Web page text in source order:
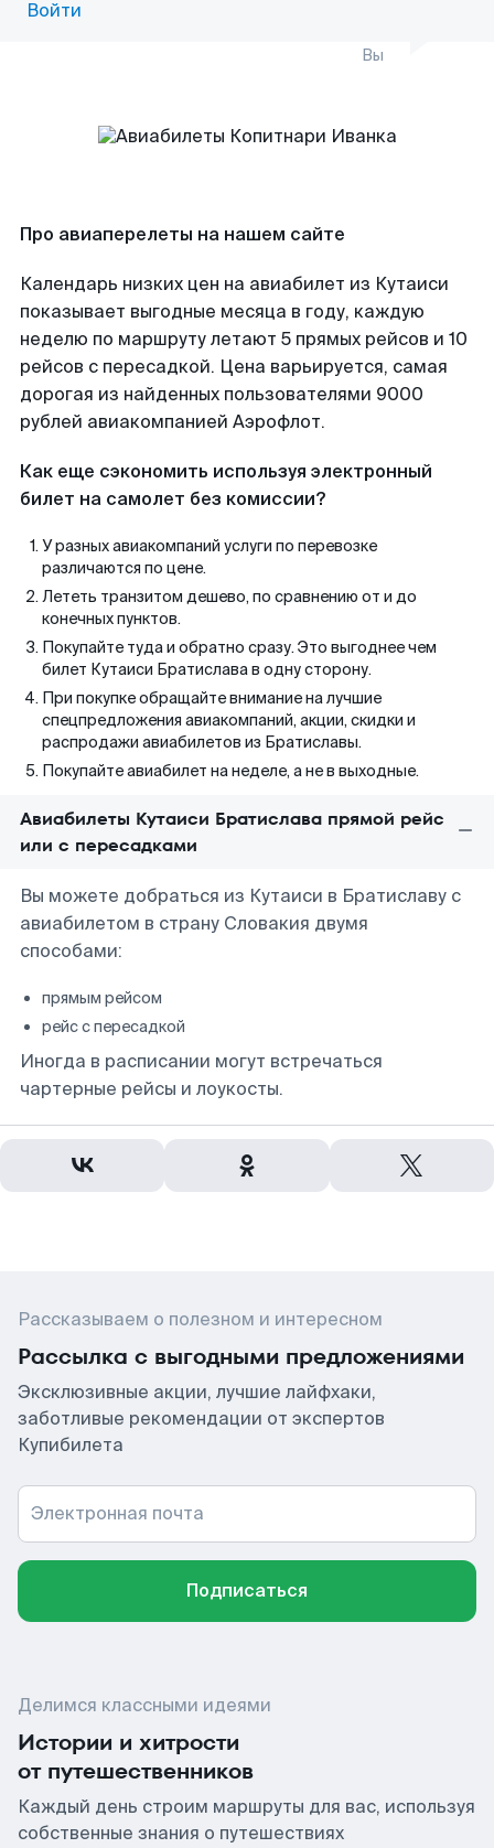
Войти
Вы
Про авиаперелеты на нашем сайте
Календарь низких цен на авиабилет из Кутаиси
показывает выгодные месяца в году, каждую
неделю по маршруту летают 5 прямых рейсов и 10
рейсов с пересадкой. Цена варьируется, самая
дорогая из найденных пользователями 9000
рублей авиакомпанией Аэрофлот.
Как еще сэкономить используя электронный
билет на самолет без комиссии?
У разных авиакомпаний услуги по перевозке
различаются по цене.
Лететь транзитом дешево, по сравнению от и до
конечных пунктов.
Покупайте туда и обратно сразу. Это выгоднее чем
билет Кутаиси Братислава в одну сторону.
При покупке обращайте внимание на лучшие
спецпредложения авиакомпаний, акции, скидки и
распродажи авиабилетов из Братиславы.
Покупайте авиабилет на неделе, а не в выходные.
Авиабилеты Кутаиси Братислава прямой рейс
или с пересадками
Вы можете добраться из Кутаиси в Братиславу с
авиабилетом в страну Словакия двумя
способами:
прямым рейсом
рейс с пересадкой
Иногда в расписании могут встречаться
чартерные рейсы и лоукосты.
Рассказываем о полезном и интересном
Рассылка с выгодными предложениями
Эксклюзивные акции, лучшие лайфхаки,
заботливые рекомендации от экспертов
Купибилета
Электронная почта
Подписаться
Делимся классными идеями
Истории и хитрости
от путешественников
Каждый день строим маршруты для вас, используя
собственные знания о путешествиях